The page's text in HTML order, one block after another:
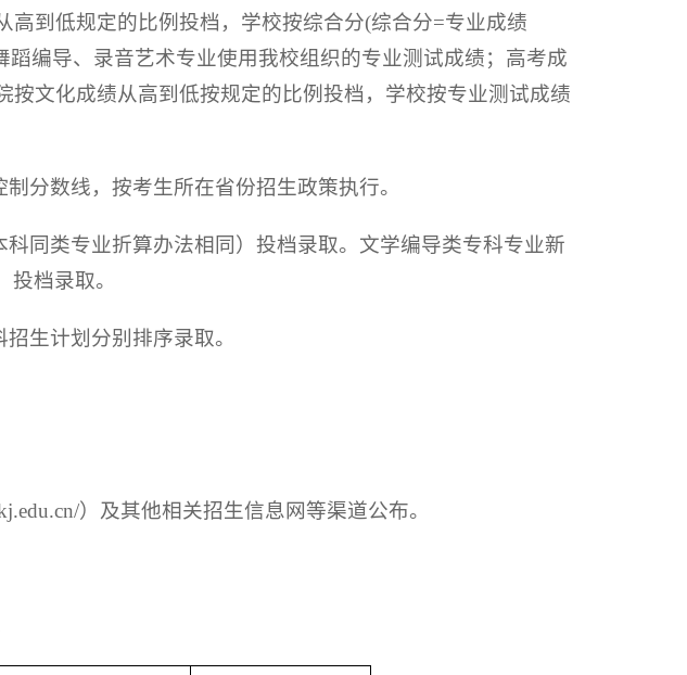
到低规定的比例投档，学校按综合分(综合分=专业成绩
编导、录音艺术专业使用我校组织的专业测试成绩；高考成
文化成绩从高到低按规定的比例投档，学校按专业测试成绩
分数线，按考生所在省份招生政策执行。
同类专业折算办法相同）投档录取。文学编导类专科专业新
档录取。
生计划分别排序录取。
）及其他相关招生信息网等渠道公布。